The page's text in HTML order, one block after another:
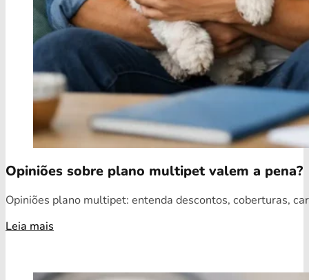
Opiniões sobre plano multipet valem a pena?
Opiniões plano multipet: entenda descontos, coberturas,
Leia mais